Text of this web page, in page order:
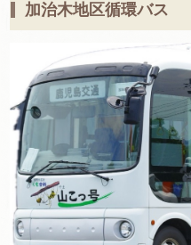
加治木地区循環バス